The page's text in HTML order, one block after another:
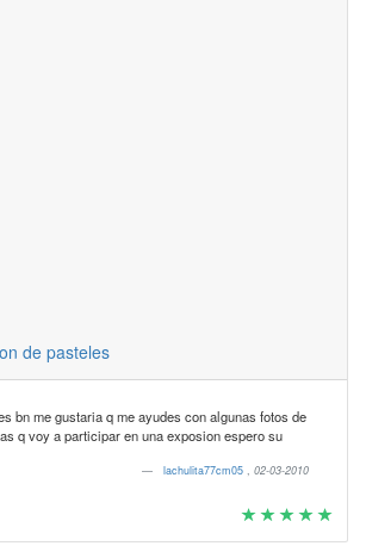
de pasteles
bn me gustaria q me ayudes con algunas fotos de
q voy a participar en una exposion espero su
lachulita77cm05 , 02-03-2010